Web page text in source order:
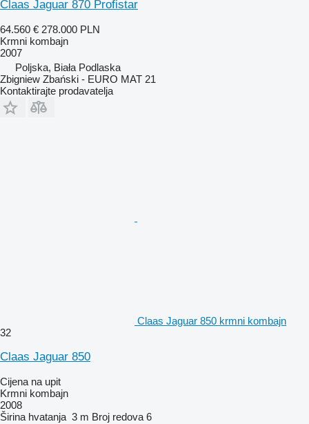
Claas Jaguar 870 Profistar
64.560 € 278.000 PLN
Krmni kombajn
2007
Poljska, Biała Podlaska
Zbigniew Zbański - EURO MAT 21
Kontaktirajte prodavatelja
Claas Jaguar 850 krmni kombajn
32
Claas Jaguar 850
Cijena na upit
Krmni kombajn
2008
Širina hvatanja 3 m Broj redova 6